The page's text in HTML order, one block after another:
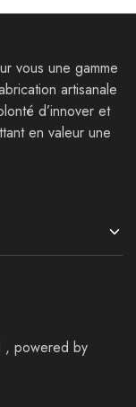
vous une gamme
artisanale
d’innover et
en valeur une
powered by